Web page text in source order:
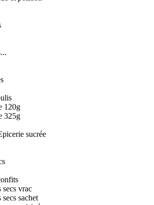
120g
325g
sucrée
secs vrac
sachet